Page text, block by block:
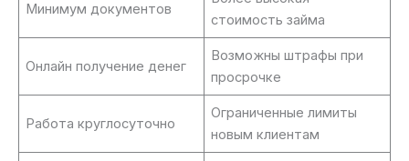
Минимум документов
стоимость займа
Онлайн получение денег
Возможны штрафы при
просрочке
Работа круглосуточно
Ограниченные лимиты
новым клиентам